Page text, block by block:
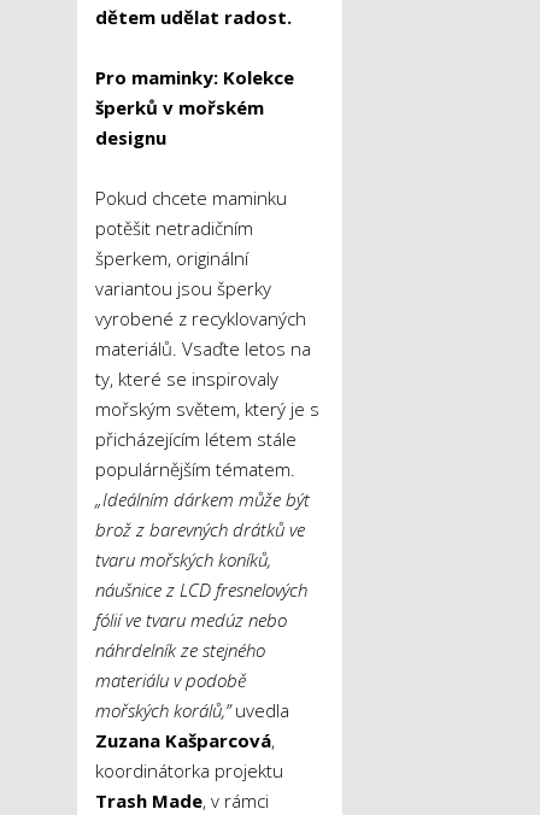
dětem udělat radost.
Pro maminky: Kolekce
šperků v mořském
designu
Pokud chcete maminku
potěšit netradičním
šperkem, originální
variantou jsou šperky
vyrobené z recyklovaných
materiálů. Vsaďte letos na
ty, které se inspirovaly
mořským světem, který je s
přicházejícím létem stále
populárnějším tématem.
„Ideálním dárkem může být
brož z barevných drátků ve
tvaru mořských koníků,
náušnice z LCD fresnelových
fólií ve tvaru medúz nebo
náhrdelník ze stejného
materiálu v podobě
mořských korálů,”uvedla
Zuzana Kašparcová,
koordinátorka projektu
Trash Made, v rámci